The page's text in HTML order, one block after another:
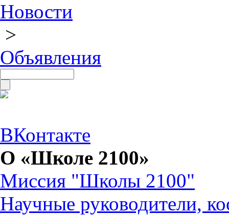
Новости
>
Объявления
ВКонтакте
О «Школе 2100»
Миссия "Школы 2100"
Научные руководители,